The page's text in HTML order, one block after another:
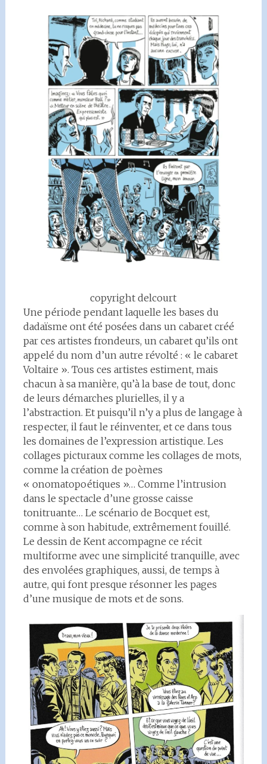
copyright delcourt
Une période pendant laquelle les bases du
dadaïsme ont été posées dans un cabaret créé
par ces artistes frondeurs, un cabaret qu’ils ont
appelé du nom d’un autre révolté : « le cabaret
Voltaire ». Tous ces artistes estiment, mais
chacun à sa manière, qu’à la base de tout, donc
de leurs démarches plurielles, il y a
l’abstraction. Et puisqu’il n’y a plus de langage à
respecter, il faut le réinventer, et ce dans tous
les domaines de l’expression artistique. Les
collages picturaux comme les collages de mots,
comme la création de poèmes
« onomatopoétiques »… Comme l’intrusion
dans le spectacle d’une grosse caisse
tonitruante… Le scénario de Bocquet est,
comme à son habitude, extrêmement fouillé.
Le dessin de Kent accompagne ce récit
multiforme avec une simplicité tranquille, avec
des envolées graphiques, aussi, de temps à
autre, qui font presque résonner les pages
d’une musique de mots et de sons.